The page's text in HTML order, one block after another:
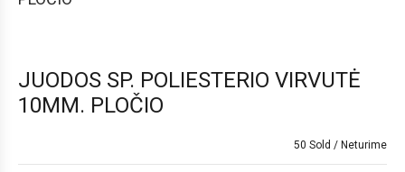
JUODOS SP. POLIESTERIO VIRVUTĖ
10MM. PLOČIO
50 Sold Neturime